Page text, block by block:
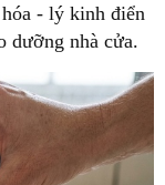
- lý kinh điển
dưỡng nhà cửa.